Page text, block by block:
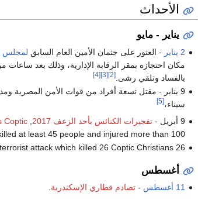
الأحداث
يناير - مايو
2 يناير - العثور على جثمان الأمين العام السابق لمجلس
مكان احتجازه بمقر الرقابة الإدارية، وذلك بعد
بالفساد وتلقي رشى.[2]
[3]
[4]
9 يناير - مقتل تسعة أفراد من قوات الأمن المصرية ومدني واحد وإصابة 11 في هجوم بسيارة مفخخة استهدف نقطة تفتيش أمنية في مدينة
سيناء،[5]
9 أبريل - تفجيرات الكنائس بأحد الزعف 2017 , twin suicide bombings that took place at St. George’s Church in
Coptic
killed at least 45 people and injured more than 100.
26 May – Egyptian military launch airstrikes against Libyan targets due to terrorist attack which killed 26 Coptic Christians.
أغسطس
11 أغسطس -تصادم قطاري الإسكندرية